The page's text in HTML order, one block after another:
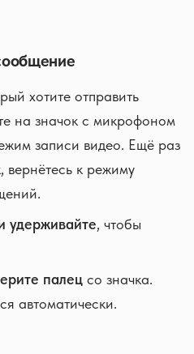
хотите отправить
на значок с микрофоном
записи видео. Ещё раз
вернётесь к режиму
удерживайте, чтобы
палец со значка.
автоматически.